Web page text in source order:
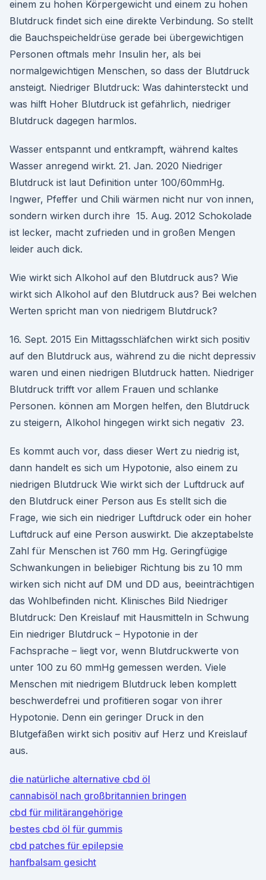
einem zu hohen Körpergewicht und einem zu hohen
Blutdruck findet sich eine direkte Verbindung. So stellt
die Bauchspeicheldrüse gerade bei übergewichtigen
Personen oftmals mehr Insulin her, als bei
normalgewichtigen Menschen, so dass der Blutdruck
ansteigt. Niedriger Blutdruck: Was dahintersteckt und
was hilft Hoher Blutdruck ist gefährlich, niedriger
Blutdruck dagegen harmlos.
Wasser entspannt und entkrampft, während kaltes
Wasser anregend wirkt. 21. Jan. 2020 Niedriger
Blutdruck ist laut Definition unter 100/60mmHg.
Ingwer, Pfeffer und Chili wärmen nicht nur von innen,
sondern wirken durch ihre 15. Aug. 2012 Schokolade
ist lecker, macht zufrieden und in großen Mengen
leider auch dick.
Wie wirkt sich Alkohol auf den Blutdruck aus? Wie
wirkt sich Alkohol auf den Blutdruck aus? Bei welchen
Werten spricht man von niedrigem Blutdruck?
16. Sept. 2015 Ein Mittagsschläfchen wirkt sich positiv
auf den Blutdruck aus, während zu die nicht depressiv
waren und einen niedrigen Blutdruck hatten. Niedriger
Blutdruck trifft vor allem Frauen und schlanke
Personen. können am Morgen helfen, den Blutdruck
zu steigern, Alkohol hingegen wirkt sich negativ 23.
Es kommt auch vor, dass dieser Wert zu niedrig ist,
dann handelt es sich um Hypotonie, also einem zu
niedrigen Blutdruck Wie wirkt sich der Luftdruck auf
den Blutdruck einer Person aus Es stellt sich die
Frage, wie sich ein niedriger Luftdruck oder ein hoher
Luftdruck auf eine Person auswirkt. Die akzeptabelste
Zahl für Menschen ist 760 mm Hg. Geringfügige
Schwankungen in beliebiger Richtung bis zu 10 mm
wirken sich nicht auf DM und DD aus, beeinträchtigen
das Wohlbefinden nicht. Klinisches Bild Niedriger
Blutdruck: Den Kreislauf mit Hausmitteln in Schwung
Ein niedriger Blutdruck – Hypotonie in der
Fachsprache – liegt vor, wenn Blutdruckwerte von
unter 100 zu 60 mmHg gemessen werden. Viele
Menschen mit niedrigem Blutdruck leben komplett
beschwerdefrei und profitieren sogar von ihrer
Hypotonie. Denn ein geringer Druck in den
Blutgefäßen wirkt sich positiv auf Herz und Kreislauf
aus.
die natürliche alternative cbd öl
cannabisöl nach großbritannien bringen
cbd für militärangehörige
bestes cbd öl für gummis
cbd patches für epilepsie
hanfbalsam gesicht